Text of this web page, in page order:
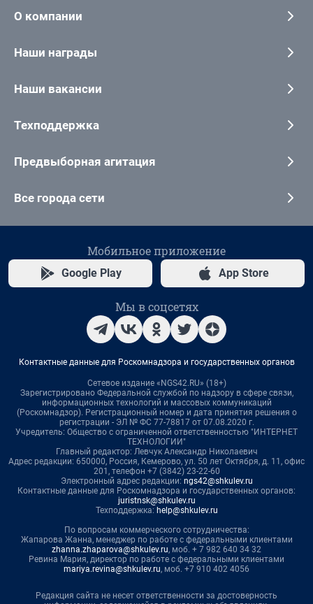
О компании
Наши награды
Наши вакансии
Техподдержка
Предвыборная агитация
Все города сети
Мобильное приложение
Google Play App Store
Мы в соцсетях
Контактные данные для Роскомнадзора и государственных органов
Сетевое издание «NGS42.RU» (18+)
Зарегистрировано Федеральной службой по надзору в сфере связи,
информационных технологий и массовых коммуникаций
(Роскомнадзор). Регистрационный номер и дата принятия решения о
регистрации - ЭЛ № ФС 77-78817 от 07.08.2020 г.
Учредитель: Общество с ограниченной ответственностью "ИНТЕРНЕТ
ТЕХНОЛОГИИ"
Главный редактор: Левчук Александр Николаевич
Адрес редакции: 650000, Россия, Кемерово, ул. 50 лет Октября, д. 11, офис
201, телефон +7 (3842) 23-22-60
Электронный адрес редакции: ngs42@shkulev.ru
Контактные данные для Роскомнадзора и государственных органов:
juristnsk@shkulev.ru
Техподдержка: help@shkulev.ru
По вопросам коммерческого сотрудничества:
Жапарова Жанна, менеджер по работе с федеральными клиентами
zhanna.zhaparova@shkulev.ru, моб. + 7 982 640 34 32
Ревина Мария, директор по работе с федеральными клиентами
mariya.revina@shkulev.ru, моб. +7 910 402 4056
Редакция сайта не несет ответственности за достоверность